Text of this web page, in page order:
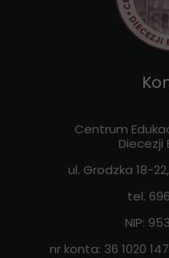
Centrum
Diecezji
ul. Grodzka 18-
tel.
NIP:
nr konta: 36 1020